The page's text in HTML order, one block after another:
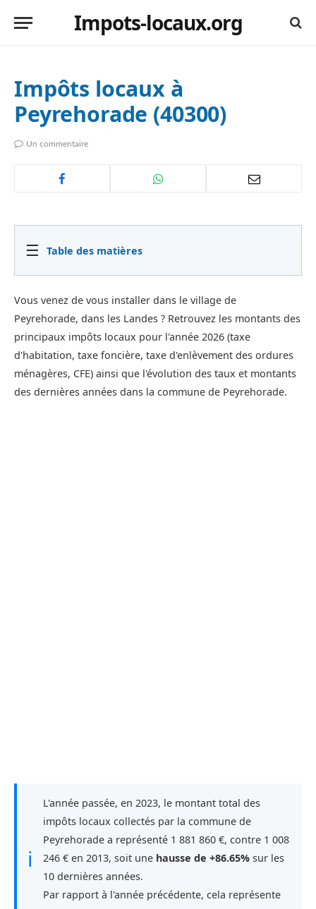
Impots-locaux.org
Impôts locaux à
Peyrehorade (40300)
Un commentaire
☰ Table des matières
Vous venez de vous installer dans le village de
Peyrehorade, dans les Landes ? Retrouvez les montants des
principaux impôts locaux pour l'année 2026 (taxe
d'habitation, taxe foncière, taxe d'enlèvement des ordures
ménagères, CFE) ainsi que l'évolution des taux et montants
des dernières années dans la commune de Peyrehorade.
ℹ
L'année passée, en 2023, le montant total des
impôts locaux collectés par la commune de
Peyrehorade a représenté 1 881 860 €, contre 1 008
246 € en 2013, soit une hausse de +86.65% sur les
10 dernières années.
Par rapport à l'année précédente, cela représente